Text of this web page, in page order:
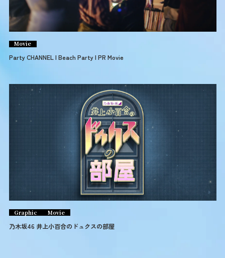
Movie
Party CHANNEL | Beach Party | PR Movie
Graphic Movie
乃木坂46 井上小百合のドュクスの部屋